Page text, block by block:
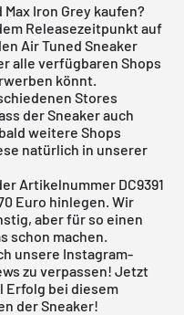
Iron Grey kaufen?
Releasezeitpunkt auf
Air Tuned Sneaker
alle verfügbaren Shops
könnt.
Stores
der Sneaker auch
weitere Shops
natürlich in unserer
Artikelnummer DC9391
Euro hinlegen. Wir
aber für so einen
schon machen.
unsere Instagram-
zu verpassen! Jetzt
Erfolg bei diesem
der Sneaker!